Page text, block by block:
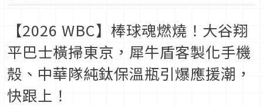
【2026 WBC】棒球魂燃燒！大谷翔
平巴士橫掃東京，犀牛盾客製化手機
殼、中華隊純鈦保溫瓶引爆應援潮，
快跟上！